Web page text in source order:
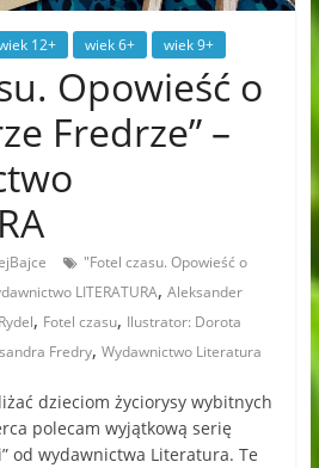
12+ wiek 6+ wiek 9+
Opowieść o
Fredrze” –
"Fotel czasu. Opowieść o
LITERATURA, Aleksander
, Fotel czasu, Ilustrator: Dorota
Fredry, Wydawnictwo Literatura
dzieciom życiorysy wybitnych
polecam wyjątkową serię
od wydawnictwa Literatura. Te